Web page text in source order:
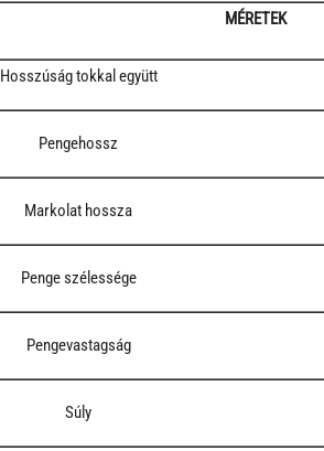
MÉRETEK
Hosszúság tokkal együtt
Pengehossz
Markolat hossza
Penge szélessége
Pengevastagság
Súly